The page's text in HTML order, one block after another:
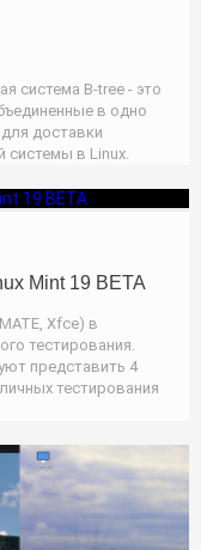
система B-tree - это
в одно
доставки
системы в Linux.
Mint 19 BETA
Xfce) в
тестирования.
представить 4
тестирования